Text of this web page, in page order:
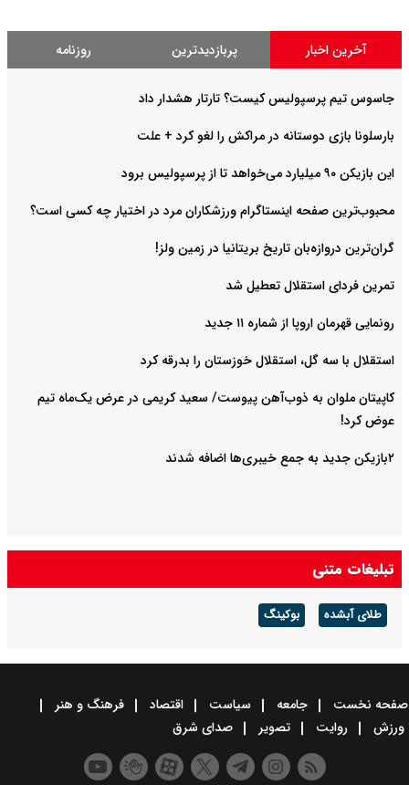
آخرین اخبار پربازدیدترین روزنامه
جاسوس تیم پرسپولیس کیست؟ تارتار هشدار داد
بارسلونا بازی دوستانه در مراکش را لغو کرد + علت
این بازیکن ۹۰ میلیارد می‌خواهد تا از پرسپولیس برود
محبوب‌ترین صفحه اینستاگرام ورزشکاران مرد در اختیار چه کسی است؟
گران‌ترین دروازه‌بان تاریخ بریتانیا در زمین ولز!
تمرین فردای استقلال تعطیل شد
رونمایی قهرمان اروپا از شماره ۱۱ جدید
استقلال با سه گل، استقلال خوزستان را بدرقه کرد
کاپیتان ملوان به ذوب‌آهن پیوست/ سعید کریمی در عرض یک‌ماه تیم
عوض کرد!
۲بازیکن جدید به جمع خیبری‌ها اضافه شدند
تبلیغات متنی
طلای آبشده بوکینگ
صفحه نخست جامعه سیاست اقتصاد
فرهنگ و هنر
ورزش
روایت تصویر صدای شرق